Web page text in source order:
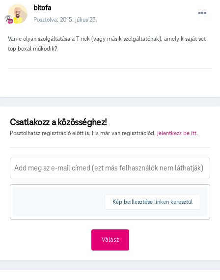
bitofa
Posztolva: 2015. július 23.
Van-e olyan szolgáltatása a T-nek (vagy másik szolgáltatónak), amelyik saját set-
top boxal működik?
Csatlakozz a közösséghez!
Posztolhatsz regisztráció előtt is. Ha már van regisztrációd, jelentkezz be itt.
Kép beillesztése linken keresztül
Válasz